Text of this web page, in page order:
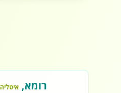
רומא, איטליה